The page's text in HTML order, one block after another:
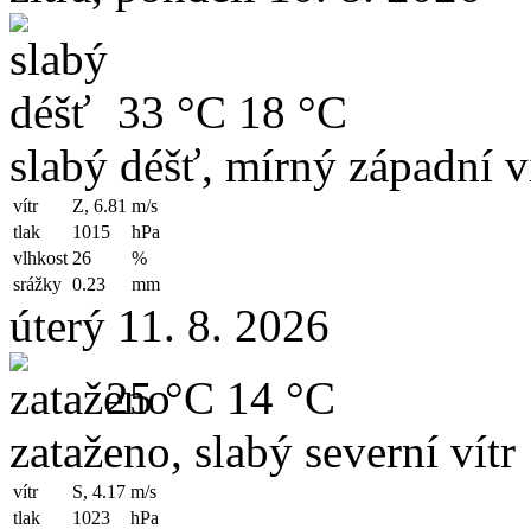
33 °C 18 °C
slabý déšť, mírný západní
vítr Z, 6.81 m/s
tlak
1015
hPa
vlhkost 26
%
srážky 0.23 mm
úterý 11. 8. 2026
25 °C 14 °C
zataženo, slabý severní vítr
vítr S, 4.17 m/s
tlak
1023
hPa